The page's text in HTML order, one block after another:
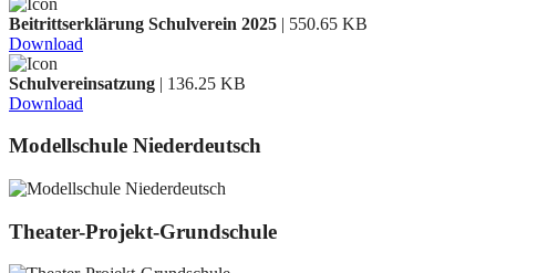
Beitrittserklärung Schulverein 2025 | 550.65 KB
Download
Schulvereinsatzung | 136.25 KB
Download
Modellschule Niederdeutsch
Theater-Projekt-Grundschule